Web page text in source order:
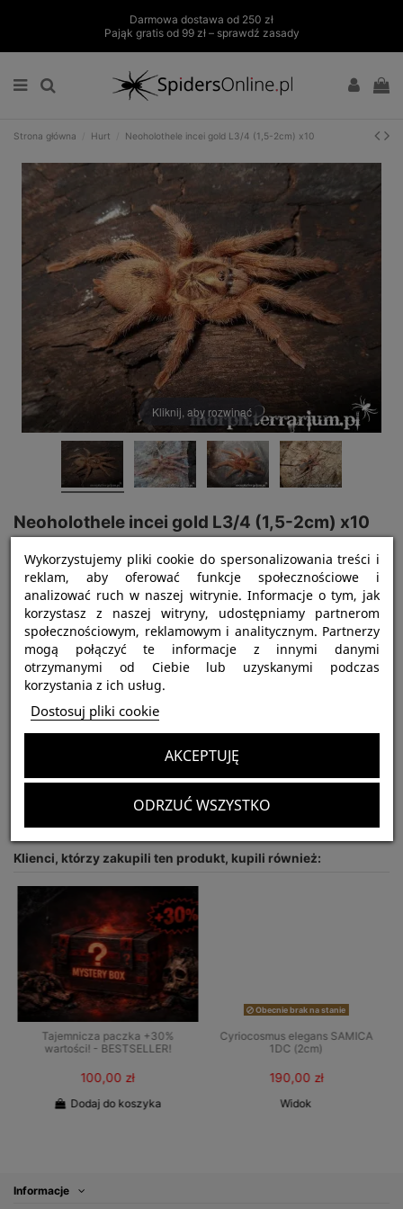
Darmowa dostawa od 250 zł
Pająk gratis od 99 zł – sprawdź zasady
Strona główna Hurt Neoholothele incei gold L3/4 (1,5-2cm) x10
Kliknij, aby rozwinąć
Neoholothele incei gold L3/4 (1,5-2cm) x10
150,00 zł
Brutto
ex. Holothele incei gold
Klienci, którzy zakupili ten produkt, kupili również:
Tajemnicza paczka +30%
wartości! - BESTSELLER!
100,00 zł
Dodaj do koszyka
Obecnie brak na stanie
Cyriocosmus elegans SAMICA
1DC (2cm)
190,00 zł
Widok
Informacje
Wykorzystujemy pliki cookie do spersonalizowania treści i
reklam, aby oferować funkcje społecznościowe i
analizować ruch w naszej witrynie. Informacje o tym, jak
korzystasz z naszej witryny, udostępniamy partnerom
społecznościowym, reklamowym i analitycznym. Partnerzy
mogą połączyć te informacje z innymi danymi
otrzymanymi od Ciebie lub uzyskanymi podczas
korzystania z ich usług.
Dostosuj pliki cookie
ODRZUĆ WSZYSTKO
AKCEPTUJĘ